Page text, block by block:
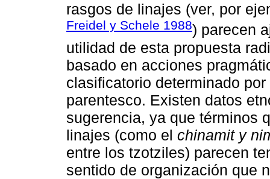
rasgos de linajes (ver, por
Freidel y Schele 1988) parecen
utilidad de esta propuesta
basado en acciones
clasificatorio determinado
parentesco. Existen datos
sugerencia, ya que términos
linajes (como el chinamit y
entre los tzotziles) parecen
sentido de organización que